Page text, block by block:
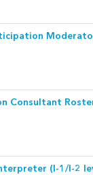
Consultant
(I-1/I-2